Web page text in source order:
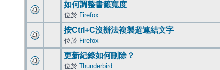
如何調整書籤寬度
位於 Firefox
按Ctrl+C沒辦法複製超連結文字
位於 Firefox
更新紀錄如何刪除？
位於 Thunderbird